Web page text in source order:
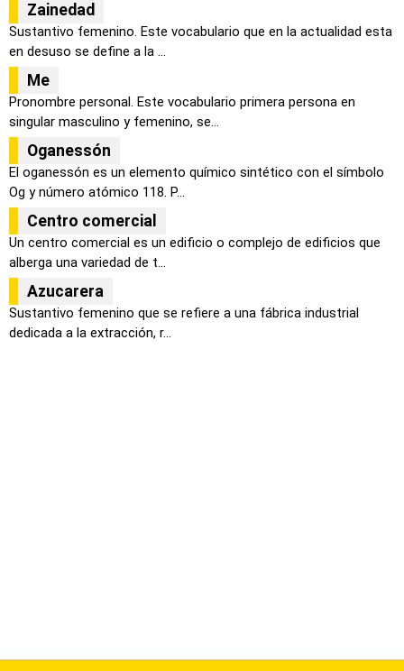
Zainedad
Sustantivo femenino. Este vocabulario que en la actualidad esta
en desuso se define a la ...
Me
Pronombre personal. Este vocabulario primera persona en
singular masculino y femenino, se...
Oganessón
El oganessón es un elemento químico sintético con el símbolo
Og y número atómico 118. P...
Centro comercial
Un centro comercial es un edificio o complejo de edificios que
alberga una variedad de t...
Azucarera
Sustantivo femenino que se refiere a una fábrica industrial
dedicada a la extracción, r...